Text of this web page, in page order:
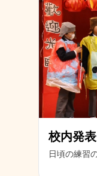
校内発
日頃の練習